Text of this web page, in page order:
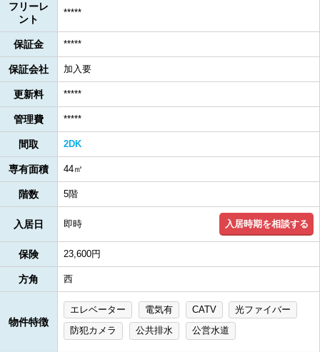
フリーレ
ント
*****
保証金 *****
保証会社 加入要
更新料 *****
管理費 *****
間取 2DK
専有面積 44㎡
階数 5階
入居日 即時 入居時期を相談する
保険 23,600円
方角 西
物件特徴
エレベーター 電気有 CATV
光ファイバー
防犯カメラ
公共排水 公営水道